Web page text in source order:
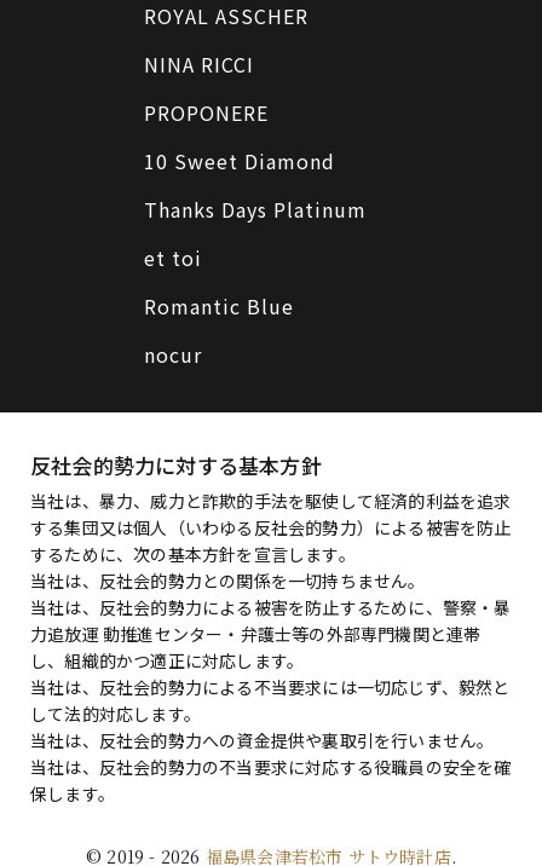
ROYAL ASSCHER
NINA RICCI
PROPONERE
10 Sweet Diamond
Thanks Days Platinum
et toi
Romantic Blue
nocur
反社会的勢力に対する基本方針
当社は、暴力、威力と詐欺的手法を駆使して経済的利益を追求
する集団又は個人（いわゆる反社会的勢力）による被害を防止
するために、次の基本方針を宣言します。
当社は、反社会的勢力との関係を一切持ちません。
当社は、反社会的勢力による被害を防止するために、警察・暴
力追放運 動推進センター・弁護士等の外部専門機関と連帯
し、組織的かつ適正に対応します。
当社は、反社会的勢力による不当要求には一切応じず、毅然と
して法的対応します。
当社は、反社会的勢力への資金提供や裏取引を行いません。
当社は、反社会的勢力の不当要求に対応する役職員の安全を確
保します。
© 2019 - 2026 福島県会津若松市 サトウ時計店.